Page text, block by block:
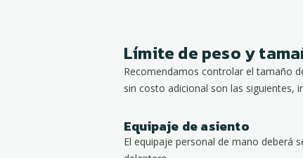
Límite de peso y
Recomendamos controlar el tamaño
sin costo adicional son las siguientes,
Equipaje de asiento
El equipaje personal de mano deberá